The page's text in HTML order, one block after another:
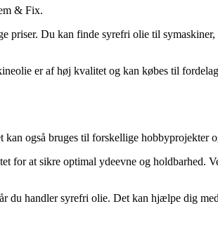
& Fix.
Du kan finde syrefri olie til
er af høj kvalitet og kan købes til
også bruges til forskellige hobbyprojekter
at sikre optimal ydeevne og holdbarhed.
handler syrefri olie. Det kan hjælpe dig